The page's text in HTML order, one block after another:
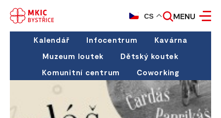
CS MENU
Kalendář Infocentrum
Kavárna
Muzeum loutek
Dětský koutek
Komunitní centrum
Coworking